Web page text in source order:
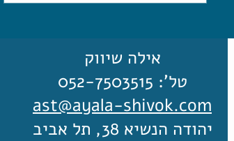
לחברות הי-טק, פינטק, ייעוץ ובכלל חברות
אילה שיווק
טל': 052-7503515
ast@ayala-shivok.com
יהודה הנשיא 38, תל אביב